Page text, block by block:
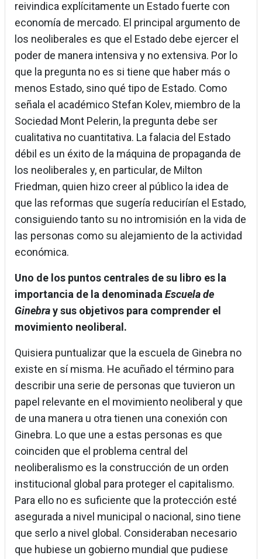
reivindica explícitamente un Estado fuerte con
economía de mercado. El principal argumento de
los neoliberales es que el Estado debe ejercer el
poder de manera intensiva y no extensiva. Por lo
que la pregunta no es si tiene que haber más o
menos Estado, sino qué tipo de Estado. Como
señala el académico Stefan Kolev, miembro de la
Sociedad Mont Pelerin, la pregunta debe ser
cualitativa no cuantitativa. La falacia del Estado
débil es un éxito de la máquina de propaganda de
los neoliberales y, en particular, de Milton
Friedman, quien hizo creer al público la idea de
que las reformas que sugería reducirían el Estado,
consiguiendo tanto su no intromisión en la vida de
las personas como su alejamiento de la actividad
económica.
Uno de los puntos centrales de su libro es la
importancia de la denominadaEscuela de
Ginebray sus objetivos para comprender el
movimiento neoliberal.
Quisiera puntualizar que la escuela de Ginebra no
existe en sí misma. He acuñado el término para
describir una serie de personas que tuvieron un
papel relevante en el movimiento neoliberal y que
de una manera u otra tienen una conexión con
Ginebra. Lo que une a estas personas es que
coinciden que el problema central del
neoliberalismo es la construcción de un orden
institucional global para proteger el capitalismo.
Para ello no es suficiente que la protección esté
asegurada a nivel municipal o nacional, sino tiene
que serlo a nivel global. Consideraban necesario
que hubiese un gobierno mundial que pudiese